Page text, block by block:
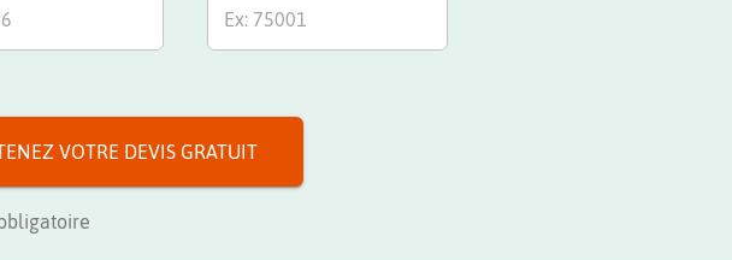
VOTRE DEVIS GRATUIT